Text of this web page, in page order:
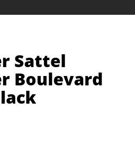
Sattel
Boulevard